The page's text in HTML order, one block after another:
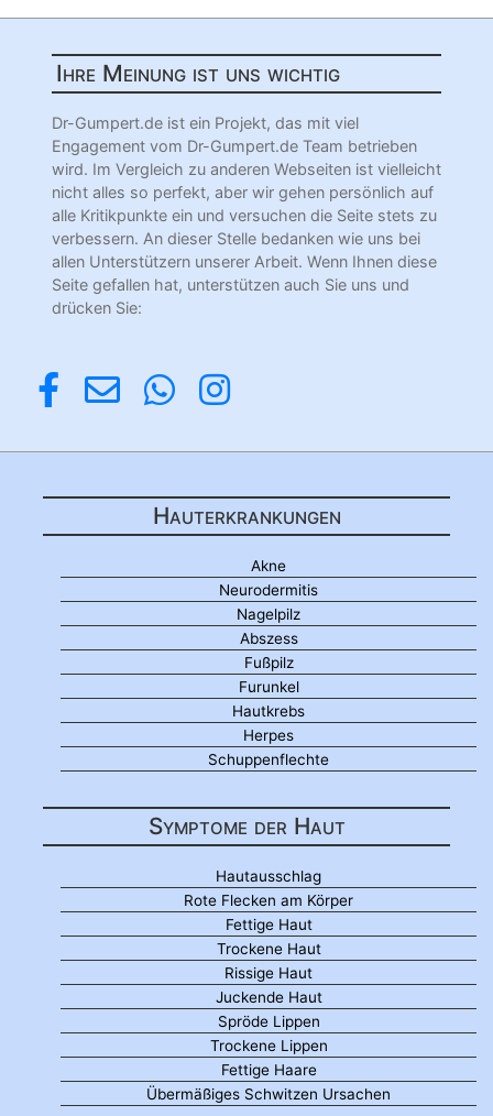
Ihre Meinung ist uns wichtig
Dr-Gumpert.de ist ein Projekt, das mit viel
Engagement vom Dr-Gumpert.de Team betrieben
wird. Im Vergleich zu anderen Webseiten ist vielleicht
nicht alles so perfekt, aber wir gehen persönlich auf
alle Kritikpunkte ein und versuchen die Seite stets zu
verbessern. An dieser Stelle bedanken wie uns bei
allen Unterstützern unserer Arbeit. Wenn Ihnen diese
Seite gefallen hat, unterstützen auch Sie uns und
drücken Sie:
Hauterkrankungen
Akne
Neurodermitis
Nagelpilz
Abszess
Fußpilz
Furunkel
Hautkrebs
Herpes
Schuppenflechte
Symptome der Haut
Hautausschlag
Rote Flecken am Körper
Fettige Haut
Trockene Haut
Rissige Haut
Juckende Haut
Spröde Lippen
Trockene Lippen
Fettige Haare
Übermäßiges Schwitzen Ursachen